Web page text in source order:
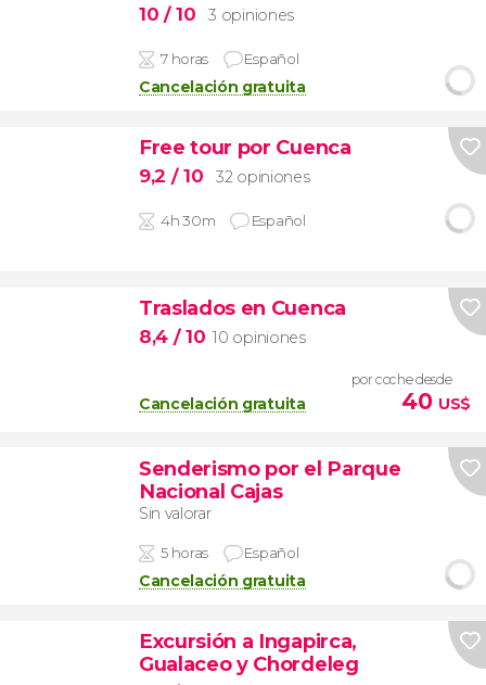
10 / 10 3 opiniones
7 horas Español
Cancelación gratuita
Free tour por Cuenca
9,2 / 10 32 opiniones
4h 30m Español
Traslados en Cuenca
8,4 / 10 10 opiniones
Cancelación gratuita
por coche desde
40 US$
Senderismo por el Parque
Nacional Cajas
Sin valorar
5 horas Español
Cancelación gratuita
Excursión a Ingapirca,
Gualaceo y Chordeleg